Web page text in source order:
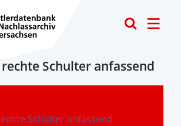
Schulter anfassend
Schulter anfassend
-